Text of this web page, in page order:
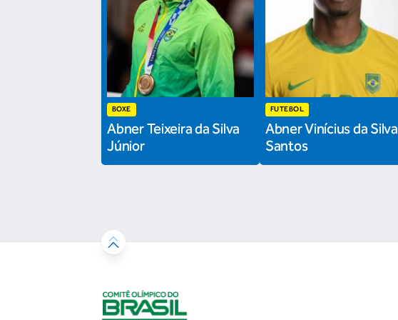
BOXE
Abner Teixeira da Silva
Júnior
FUTEBOL
Abner Vinícius da Silva
Santos